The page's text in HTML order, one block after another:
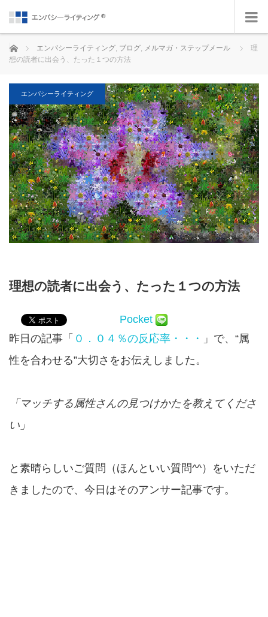
ホーム エンパシーライティング, ブログ, メルマガ・ステップメール
理
想の読者に出会う、たった１つの方法
エンパシーライティング
理想の読者に出会う、たった１つの方法
Pocket
昨日の記事「 ０．０４％の反応率・・・
」で、“属
性を合わせる”大切さをお伝えしました。
「マッチする属性さんの見つけかたを教えてくださ
い」
と素晴らしいご質問（ほんといい質問^^）をいただ
きましたので、今日はそのアンサー記事です。